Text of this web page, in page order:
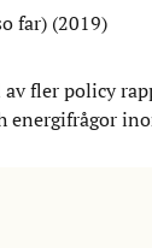
far) (2019)
fler policy